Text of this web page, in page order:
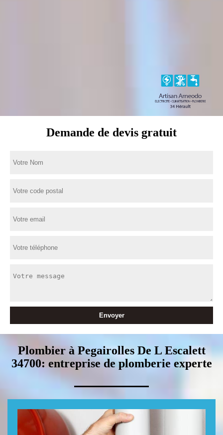
Demande de devis gratuit
Plombier à Pegairolles De L Escalett
34700: entreprise de plomberie experte